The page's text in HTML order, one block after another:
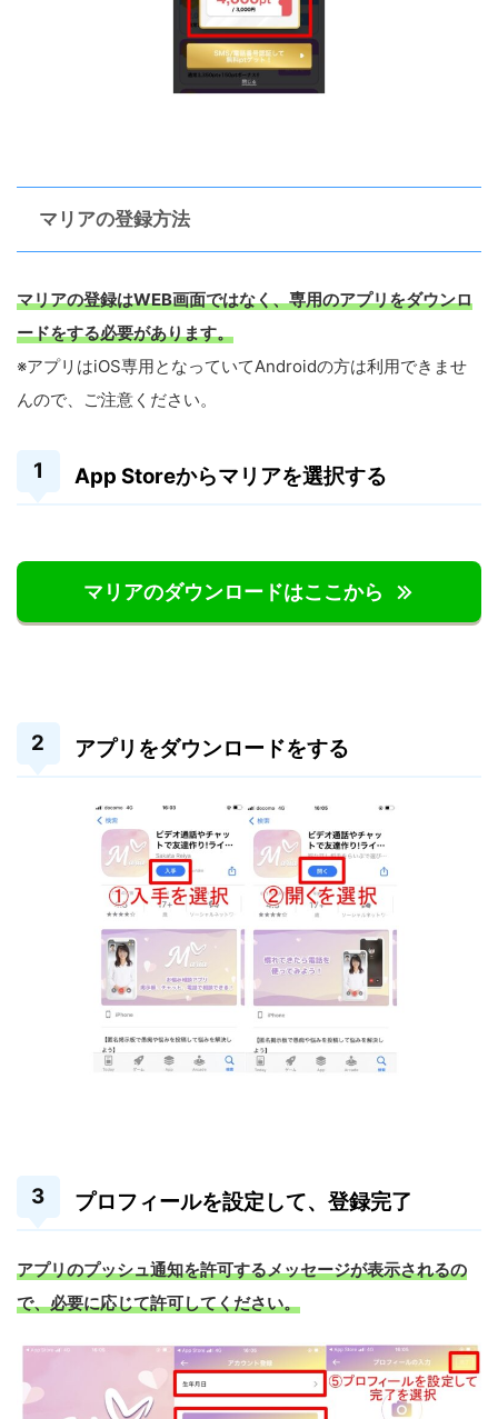
マリアの登録方法
マリアの登録はWEB画面ではなく、専用のアプリをダウンロ
ードをする必要があります。
※アプリはiOS専用となっていてAndroidの方は利用できませ
んので、ご注意ください。
App Storeからマリアを選択する
マリアのダウンロードはここから
アプリをダウンロードをする
プロフィールを設定して、登録完了
アプリのプッシュ通知を許可するメッセージが表示されるの
で、必要に応じて許可してください。